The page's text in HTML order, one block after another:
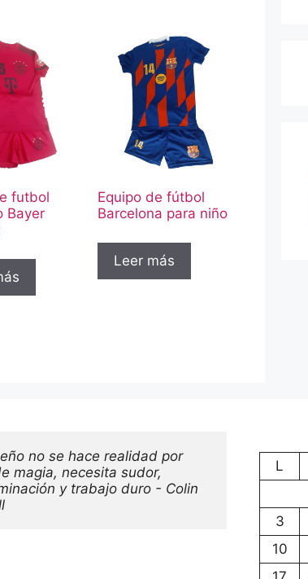
futbol
Bayer
Equipo de fútbol
Barcelona para niño
Leer más
no se hace realidad por
magia, necesita sudor,
y trabajo duro - Colin
L
3
10